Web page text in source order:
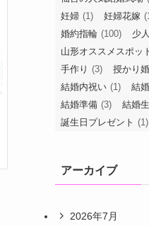
妊婦 (1) 妊婦花嫁
婚約指輪 (100) 少
山形オススメスポッ
手作り (3) 授かり婚
結婚内祝い (1) 結
結婚準備 (3) 結婚
誕生日プレゼント (1)
アーカイブ
2026年7月